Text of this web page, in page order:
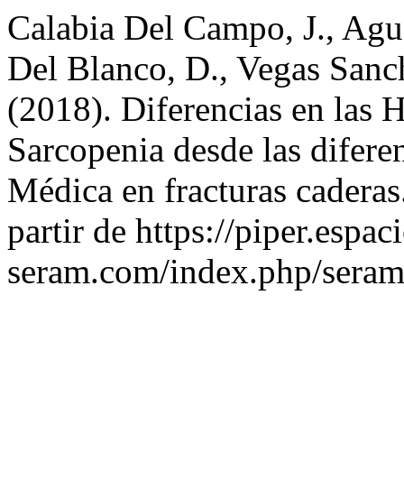
Calabia Del Campo, J.,
Del Blanco, D., Vegas
(2018). Diferencias en las
Sarcopenia desde las
Médica en fracturas
partir de https://
seram.com/index.php/